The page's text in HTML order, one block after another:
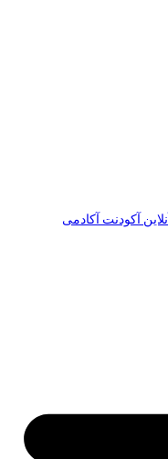
آکودنت آکادمی